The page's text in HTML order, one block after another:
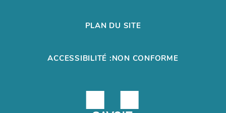
PLAN DU SITE
ACCESSIBILITÉ :NON CONFORME